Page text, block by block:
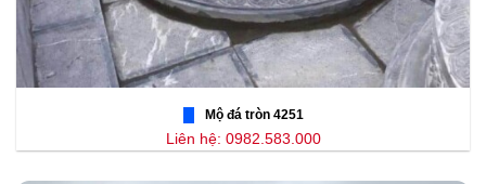
Mộ đá tròn 4251
Liên hệ: 0982.583.000